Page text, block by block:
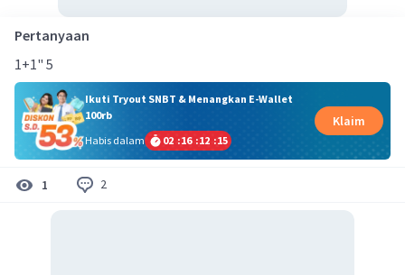
Pertanyaan
1+1" 5
Ikuti Tryout SNBT & Menangkan E-Wallet
100rb
Habis dalam
02 :16 :12 :15
Klaim
1 2